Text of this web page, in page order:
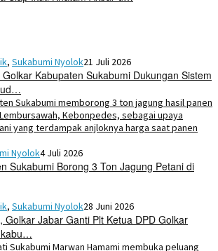
, Sukabumi Nyolok21 Juli 2026
Kabupaten Sukabumi Dukungan Sistem
Nyolok4 Juli 2026
Sukabumi Borong 3 Ton Jagung Petani di
, Sukabumi Nyolok28 Juni 2026
Golkar Jabar Ganti Plt Ketua DPD Golkar